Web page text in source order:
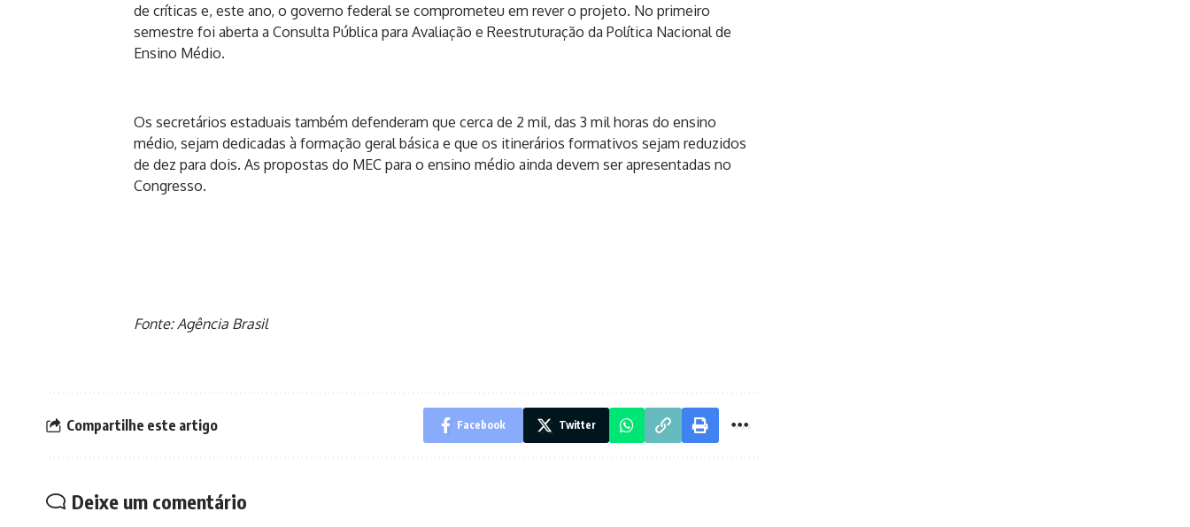
de críticas e, este ano, o governo federal se comprometeu em rever o projeto. No primeiro
semestre foi aberta a Consulta Pública para Avaliação e Reestruturação da Política Nacional de
Ensino Médio.
Os secretários estaduais também defenderam que cerca de 2 mil, das 3 mil horas do ensino
médio, sejam dedicadas à formação geral básica e que os itinerários formativos sejam reduzidos
de dez para dois. As propostas do MEC para o ensino médio ainda devem ser apresentadas no
Congresso.
Fonte: Agência Brasil
Compartilhe este artigo Facebook Twitter
Deixe um comentário